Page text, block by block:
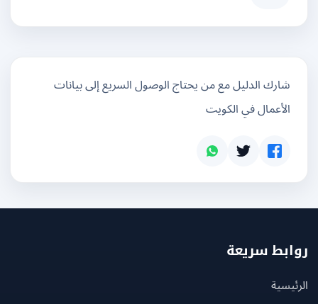
شارك الدليل مع من يحتاج الوصول السريع إلى بيانات
الأعمال في الكويت
سريعة